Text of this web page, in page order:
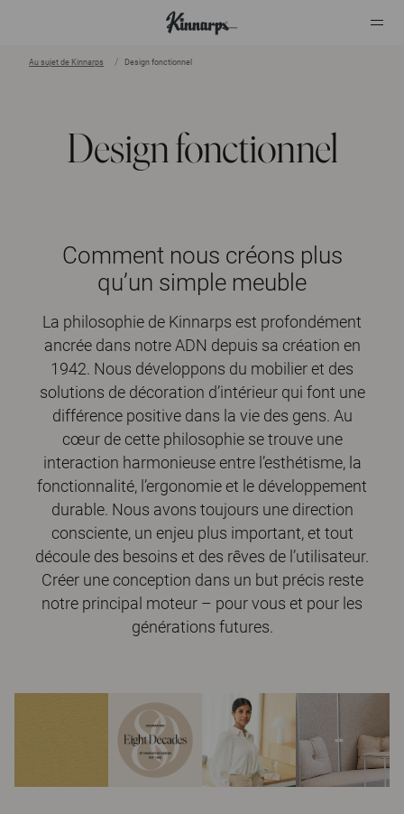
Au sujet de Kinnarps Design fonctionnel
Design fonctionnel
Comment nous créons plus
qu’un simple meuble
La philosophie de Kinnarps est profondément
ancrée dans notre ADN depuis sa création en
1942. Nous développons du mobilier et des
solutions de décoration d’intérieur qui font une
différence positive dans la vie des gens. Au
cœur de cette philosophie se trouve une
interaction harmonieuse entre l’esthétisme, la
fonctionnalité, l’ergonomie et le développement
durable. Nous avons toujours une direction
consciente, un enjeu plus important, et tout
découle des besoins et des rêves de l’utilisateur.
Créer une conception dans un but précis reste
notre principal moteur – pour vous et pour les
générations futures.